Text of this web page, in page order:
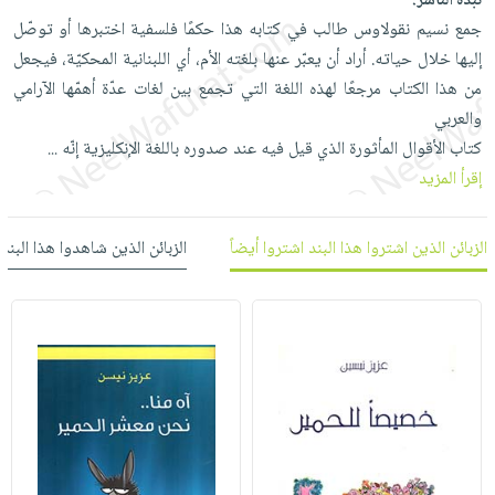
العناية
بالأسنان
الحمية
أدوات
المائدة
الأوعية
والتخزين
أدوات
المطبخ
الأكثر
مبيعاً
العودة
اكسسوارات
كتب
منزلية
اكسسوارات
ملابس
حلي
شحن
مجاني
بنود
مختارة
اشتراكات
كل
صندوق
القراءة
iKitab
بحث
متقدم
الشركة
الشركة
الأمنيات
جمع نسيم نقولاوس طالب في كتابه هذا حكمًا فلسفية اختبرها أو توصّل
إليها خلال حياته. أراد أن يعبّر عنها بلغته الأم، أي اللبنانية المحكيّة، فيجعل
من هذا الكتاب مرجعًا لهذه اللغة التي تجمع بين لغات عدّة أهمّها الآرامي
والعربي
كتاب الأقوال المأثورة الذي قيل فيه عند صدوره باللغة الإنكليزية إنّه...
إقرأ المزيد
الزبائن الذين اشتروا هذا البند اشتروا أيضاً الزبائن الذين شاهدوا هذا